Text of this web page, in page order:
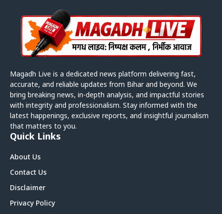
Magadh Live is a dedicated news platform delivering fast,
accurate, and reliable updates from Bihar and beyond. We
bring breaking news, in-depth analysis, and impactful stories
with integrity and professionalism. Stay informed with the
latest happenings, exclusive reports, and insightful journalism
that matters to you.
Quick Links
About Us
Contact Us
Disclaimer
Privacy Policy